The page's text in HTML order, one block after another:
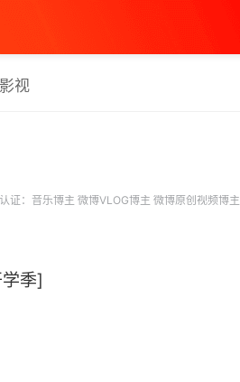
影视
证：音乐博主 微博VLOG博主 微博原创视频博主
季]